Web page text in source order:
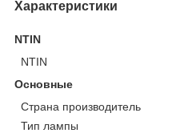
Характеристики
NTIN
NTIN
Основные
Страна производитель
Тип лампы